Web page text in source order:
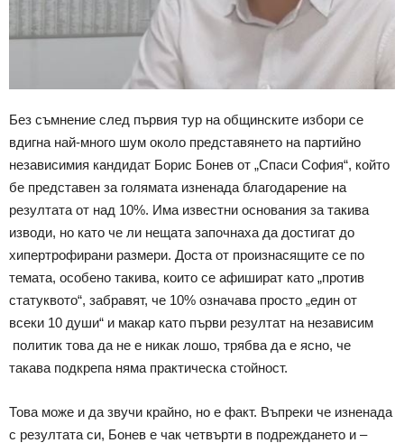
Без съмнение след първия тур на общинските избори се
вдигна най-много шум около представянето на партийно
независимия кандидат Борис Бонев от „Спаси София“, който
бе представен за голямата изненада благодарение на
резултата от над 10%. Има известни основания за такива
изводи, но като че ли нещата започнаха да достигат до
хипертрофирани размери. Доста от произнасящите се по
темата, особено такива, които се афишират като „против
статуквото“, забравят, че 10% означава просто „един от
всеки 10 души“ и макар като първи резултат на независим
политик това да не е никак лошо, трябва да е ясно, че
такава подкрепа няма практическа стойност.
Това може и да звучи крайно, но е факт. Въпреки че изненада
с резултата си, Бонев е чак четвърти в подреждането и –